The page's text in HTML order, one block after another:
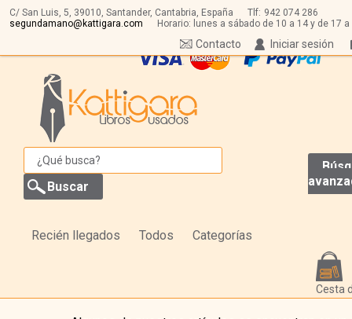
C/ San Luis, 5, 39010, Santander, Cantabria, España Tlf: 942 074 286
segundamano@kattigara.com
Horario: lunes a sábado de 10 a 14 y de 17 a
Iniciar sesión
Contacto
Recién llegados Todos Categorías
Cesta